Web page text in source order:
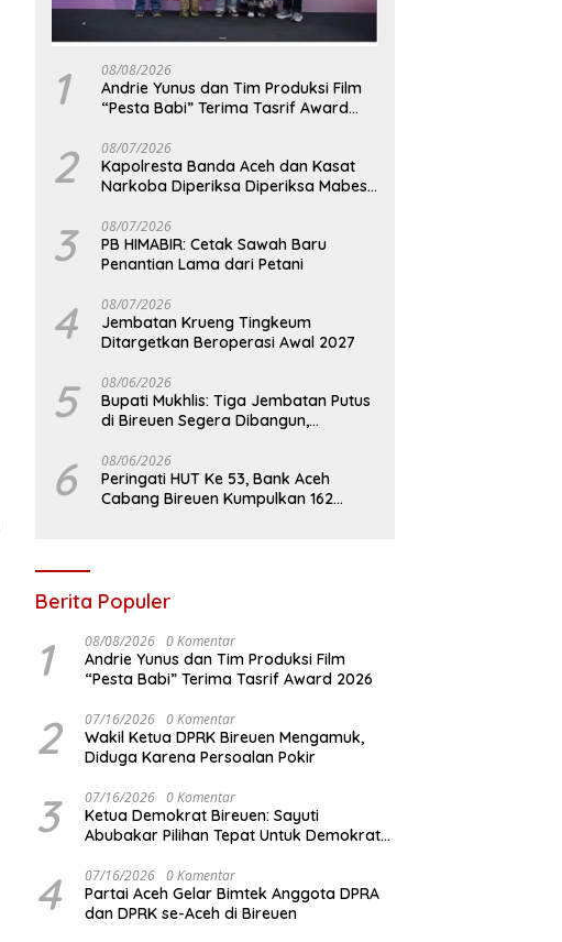
1 08/08/2026
Andrie Yunus dan Tim Produksi Film
“Pesta Babi” Terima Tasrif Award
2 08/07/2026
Kapolresta Banda Aceh dan Kasat
Narkoba Diperiksa Diperiksa Mabes
3 08/07/2026
PB HIMABIR: Cetak Sawah Baru
Penantian Lama dari Petani
4 08/07/2026
Jembatan Krueng Tingkeum
Ditargetkan Beroperasi Awal 2027
5 08/06/2026
Bupati Mukhlis: Tiga Jembatan Putus
di Bireuen Segera Dibangun,
6 08/06/2026
Peringati HUT Ke 53, Bank Aceh
Cabang Bireuen Kumpulkan 162
Berita Populer
1 08/08/2026 0 Komentar
Andrie Yunus dan Tim Produksi Film
“Pesta Babi” Terima Tasrif Award 2026
2 07/16/2026 0 Komentar
Wakil Ketua DPRK Bireuen Mengamuk,
Diduga Karena Persoalan Pokir
3 07/16/2026 0 Komentar
Ketua Demokrat Bireuen: Sayuti
Abubakar Pilihan Tepat Untuk Demokrat
4 07/16/2026 0 Komentar
Partai Aceh Gelar Bimtek Anggota DPRA
dan DPRK se-Aceh di Bireuen